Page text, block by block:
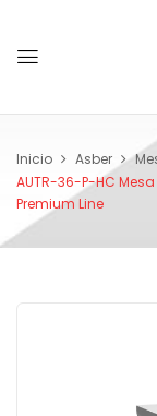
Inicio Asber
AUTR-36-P-HC
Premium Line